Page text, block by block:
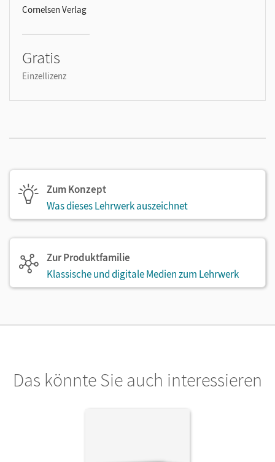
Cornelsen Verlag
Gratis
Einzellizenz
Zum Konzept
Was dieses Lehrwerk auszeichnet
Zur Produktfamilie
Klassische und digitale Medien zum Lehrwerk
Das könnte Sie auch interessieren